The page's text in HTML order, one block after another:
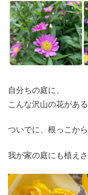
自分ちの庭に、
こんな沢山の花があ
ついでに、根っこか
我が家の庭にも植え